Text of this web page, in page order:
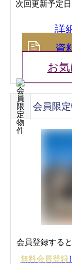
次回更新予定
詳
資
お
会員限
会員登録する
無料会員登録